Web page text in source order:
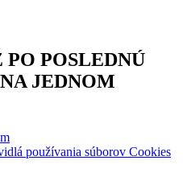
POSLEDNÚ
JEDNOM
používania súborov Cookies